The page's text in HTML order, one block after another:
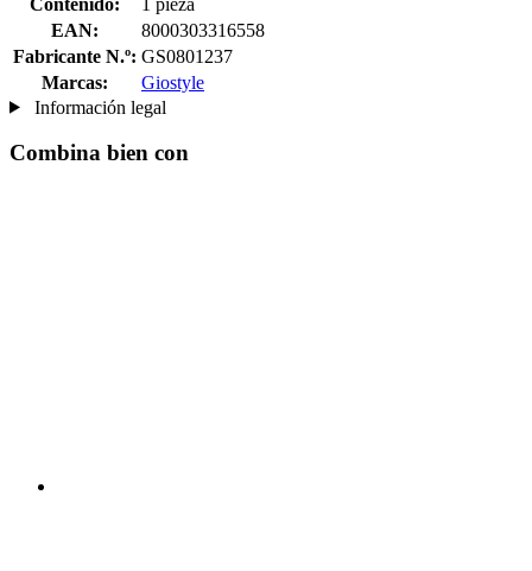
EAN:
8000303316558
Fabricante N.º: GS0801237
Marcas:
Giostyle
Información legal
Combina bien con